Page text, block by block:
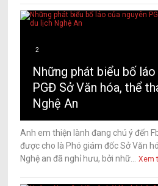
2
Những phát biểu bố
PGĐ Sở Văn hóa, thể
Nghệ An
Anh em thiện lành đang chú ý đến
được cho là Phó giám đốc Sở Văn
Nghệ an đã nghỉ hưu, bởi nhữ...
Xem